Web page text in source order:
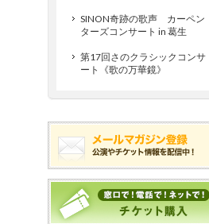
SINON奇跡の歌声 カーペン
ターズコンサート in 葛生
第17回さのクラシックコンサ
ート《歌の万華鏡》